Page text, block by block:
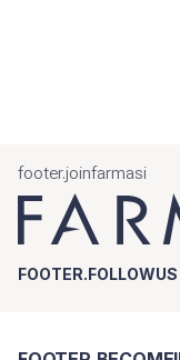
footer.joinfarmasi
FOOTER.FOLLOWUS